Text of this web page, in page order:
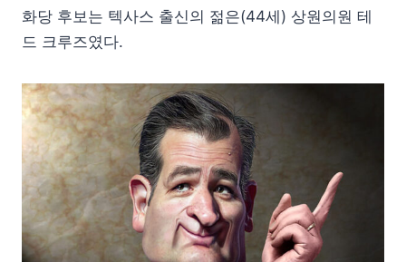
화당 후보는 텍사스 출신의 젊은(44세) 상원의원 테
드 크루즈였다.